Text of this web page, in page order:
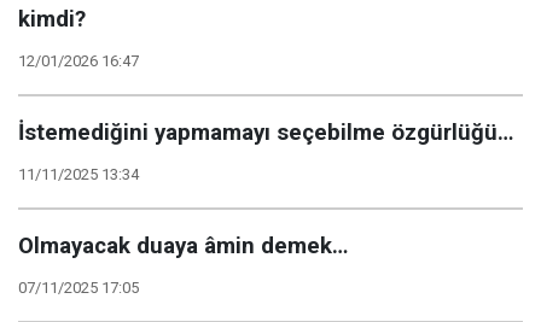
kimdi?
12/01/2026 16:47
İstemediğini yapmamayı seçebilme özgürlüğü…
11/11/2025 13:34
Olmayacak duaya âmin demek…
07/11/2025 17:05